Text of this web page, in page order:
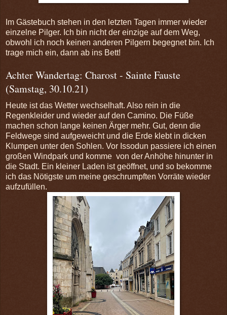
Im Gästebuch stehen in den letzten Tagen immer wieder
einzelne Pilger. Ich bin nicht der einzige auf dem Weg,
obwohl ich noch keinen anderen Pilgern begegnet bin. Ich
trage mich ein, dann ab ins Bett!
Achter Wandertag: Charost - Sainte Fauste
(Samstag, 30.10.21)
Heute ist das Wetter wechselhaft. Also rein in die
Regenkleider und wieder auf den Camino. Die Füße
machen schon lange keinen Ärger mehr. Gut, denn die
Feldwege sind aufgeweicht und die Erde klebt in dicken
Klumpen unter den Sohlen. Vor Issodun passiere ich einen
großen Windpark und komme von der Anhöhe hinunter in
die Stadt. Ein kleiner Laden ist geöffnet, und so bekomme
ich das Nötigste um meine geschrumpften Vorräte wieder
aufzufüllen.